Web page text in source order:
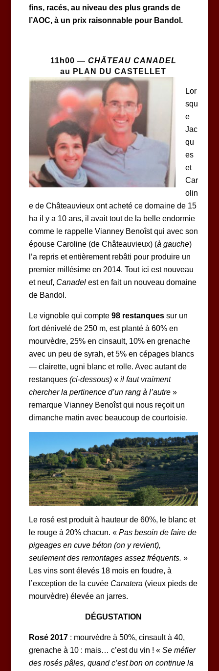
fins, racés, au niveau des plus grands de
l’AOC, à un prix raisonnable pour Bandol.
11h00 — CHÂTEAU CANADEL
au PLAN DU CASTELLET
Lor
squ
e
Jac
qu
es
et
Car
olin
e de Châteauvieux ont acheté ce domaine de 15
ha il y a 10 ans, il avait tout de la belle endormie
comme le rappelle Vianney Benoîst qui avec son
épouse Caroline (de Châteauvieux) (à gauche)
l’a repris et entièrement rebâti pour produire un
premier millésime en 2014. Tout ici est nouveau
et neuf, Canadelest en fait un nouveau domaine
de Bandol.
Le vignoble qui compte98 restanquessur un
fort dénivelé de 250 m, est planté à 60% en
mourvèdre, 25% en cinsault, 10% en grenache
avec un peu de syrah, et 5% en cépages blancs
— clairette, ugni blanc et rolle. Avec autant de
restanques(ci-dessous)« il faut vraiment
chercher la pertinence d’un rang à l’autre»
remarque Vianney Benoîst qui nous reçoit un
dimanche matin avec beaucoup de courtoisie.
Le rosé est produit à hauteur de 60%, le blanc et
le rouge à 20% chacun. « Pas besoin de faire de
pigeages en cuve béton (on y revient),
seulement des remontages assez fréquents. »
Les vins sont élevés 18 mois en foudre, à
l’exception de la cuvée Canatera (vieux pieds de
mourvèdre) élevée an jarres.
DÉGUSTATION
Rosé 2017: mourvèdre à 50%, cinsault à 40,
grenache à 10 : mais… c’est du vin ! « Se méfier
des rosés pâles, quand c’est bon on continue la